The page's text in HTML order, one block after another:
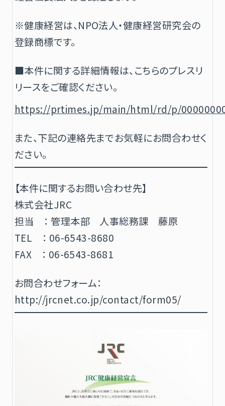
※健康経営は、NPO法人・健康経営研究会の
登録商標です。
■本件に関する詳細情報は、こちらのプレスリ
リースをご確認ください。
https://prtimes.jp/main/html/rd/p/
また、下記の連絡先までお気軽にお問合わせく
ださい。
【本件に関するお問い合わせ先】
株式会社JRC
担当 ： 管理本部 人事総務課 藤原
TEL ： 06-6543-8680
FAX ： 06-6543-8681
お問合わせフォーム：
http://jrcnet.co.jp/contact/form05/